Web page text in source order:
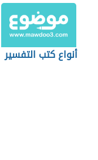
أنواع كتب التفسير